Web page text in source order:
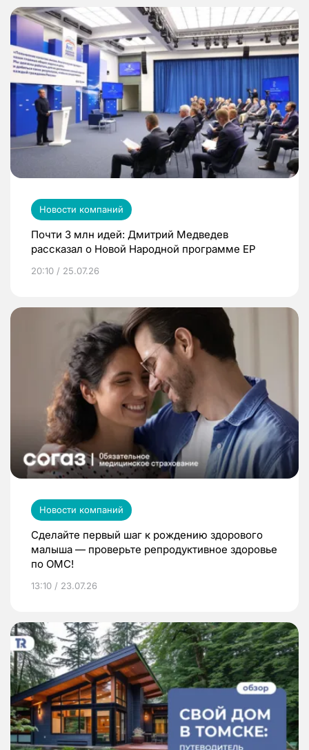
Новости компаний
Почти 3 млн идей: Дмитрий Медведев
рассказал о Новой Народной программе ЕР
20:10 / 25.07.26
Новости компаний
Сделайте первый шаг к рождению здорового
малыша — проверьте репродуктивное здоровье
по ОМС!
13:10 / 23.07.26